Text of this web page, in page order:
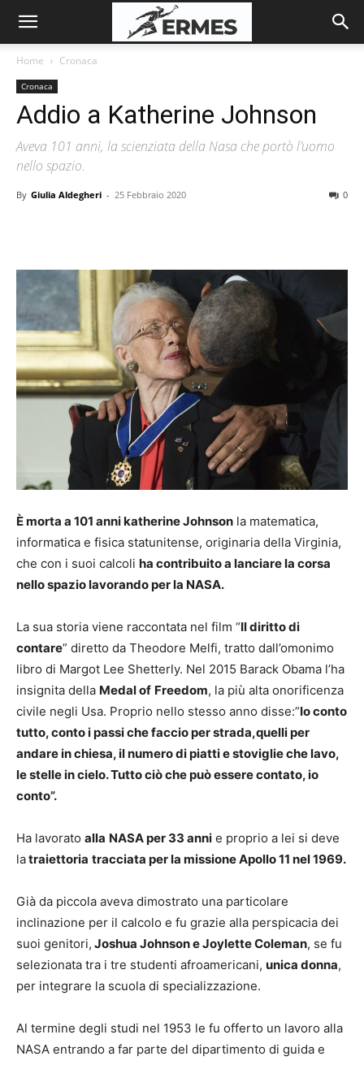
Home Cronaca
Cronaca
Addio a Katherine Johnson
Aveva 101 anni, la scienziata della Nasa che portò l’uomo
nello spazio.
By Giulia Aldegheri - 25 Febbraio 2020 0
È morta a 101 anni katherine Johnson la matematica,
informatica e fisica statunitense, originaria della Virginia,
che con i suoi calcoli ha contribuito a lanciare la corsa
nello spazio lavorando per la NASA.
La sua storia viene raccontata nel film “Il diritto di
contare” diretto da Theodore Melfi, tratto dall’omonimo
libro di Margot Lee Shetterly. Nel 2015 Barack Obama l’ha
insignita della Medal of Freedom, la più alta onorificenza
civile negli Usa. Proprio nello stesso anno disse:”Io conto
tutto, conto i passi che faccio per strada,quelli per
andare in chiesa, il numero di piatti e stoviglie che lavo,
le stelle in cielo. Tutto ciò che può essere contato, io
conto”.
Ha lavorato alla NASA per 33 anni e proprio a lei si deve
latraiettoria tracciata per la missione Apollo 11 nel 1969.
Già da piccola aveva dimostrato una particolare
inclinazione per il calcolo e fu grazie alla perspicacia dei
suoi genitori, Joshua Johnson e Joylette Coleman, se fu
selezionata tra i tre studenti afroamericani, unica donna,
per integrare la scuola di specializzazione.
Al termine degli studi nel 1953 le fu offerto un lavoro alla
NASA entrando a far parte del dipartimento di guida e